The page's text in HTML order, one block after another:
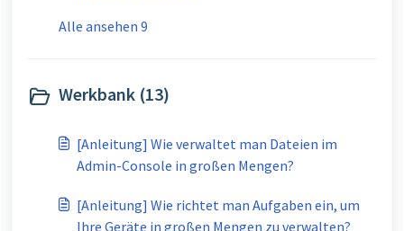
Alle ansehen 9
Werkbank (13)
[Anleitung] Wie verwaltet man Dateien im
Admin-Console in großen Mengen?
[Anleitung] Wie richtet man Aufgaben ein, um
Ihre Geräte in großen Mengen zu verwalten?